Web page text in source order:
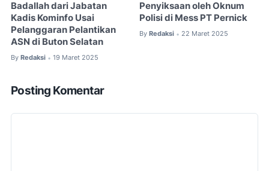
Badallah dari Jabatan
Kadis Kominfo Usai
Pelanggaran Pelantikan
ASN di Buton Selatan
By Redaksi • 19 Maret 2025
Penyiksaan oleh Oknum
Polisi di Mess PT Pernick
By Redaksi • 22 Maret 2025
Posting Komentar